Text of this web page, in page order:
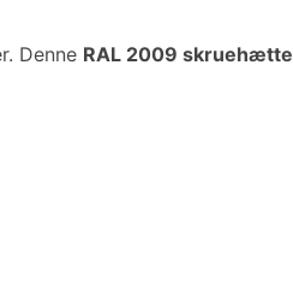
Denne RAL 2009 skruehætte